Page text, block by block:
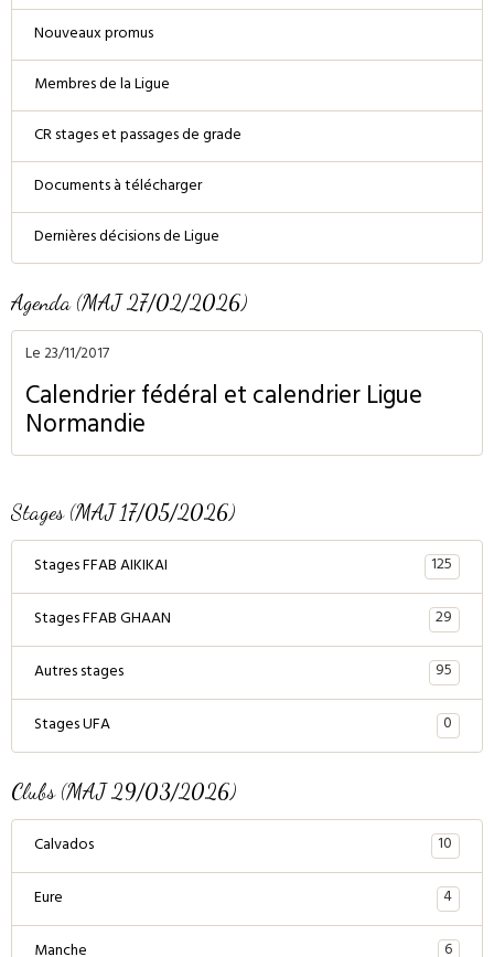
Nouveaux promus
Membres de la Ligue
CR stages et passages de grade
Documents à télécharger
Dernières décisions de Ligue
Agenda (MAJ 27/02/2026)
Le 23/11/2017
Calendrier fédéral et calendrier Ligue
Normandie
Stages (MAJ 17/05/2026)
Stages FFAB AIKIKAI
125
Stages FFAB GHAAN
29
Autres stages
95
Stages UFA
0
Clubs (MAJ 29/03/2026)
Calvados
10
Eure
4